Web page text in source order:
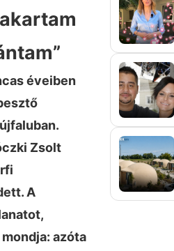
éveiben
Zsolt
A
azóta